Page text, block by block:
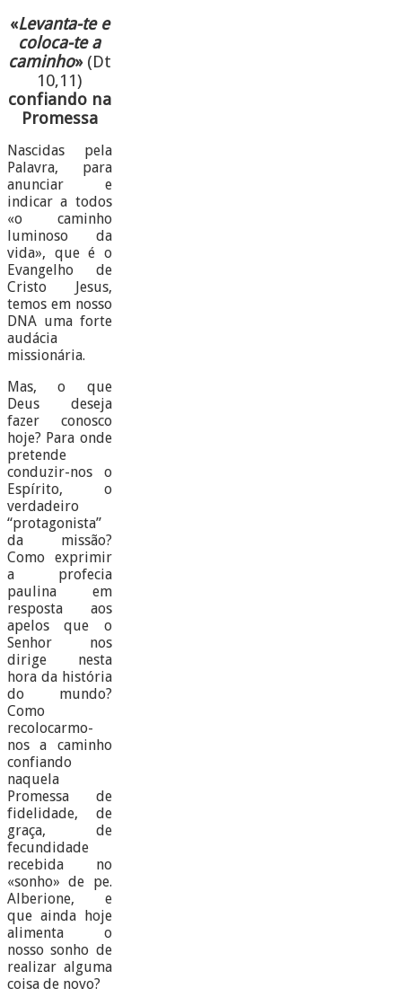
«Levanta-te e
coloca-te a
caminho»(Dt
10,11)
confiando na
Promessa
Nascidas pela
Palavra, para
anunciar e
indicar a todos
«o caminho
luminoso da
vida», que é o
Evangelho de
Cristo Jesus,
temos em nosso
DNA uma forte
audácia
missionária.
Mas, o que
Deus deseja
fazer conosco
hoje? Para onde
pretende
conduzir-nos o
Espírito, o
verdadeiro
“protagonista”
da missão?
Como exprimir
a profecia
paulina em
resposta aos
apelos que o
Senhor nos
dirige nesta
hora da história
do mundo?
Como
recolocarmo-
nos a caminho
confiando
naquela
Promessa de
fidelidade, de
graça, de
fecundidade
recebida no
«sonho» de pe.
Alberione, e
que ainda hoje
alimenta o
nosso sonho de
realizar alguma
coisa de novo?